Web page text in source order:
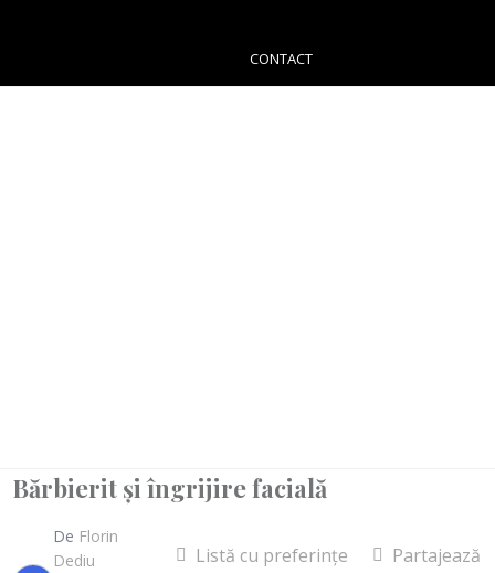
CONTACT
Bărbierit și îngrijire facială
De Florin
Dediu
Listă cu preferințe Partajează